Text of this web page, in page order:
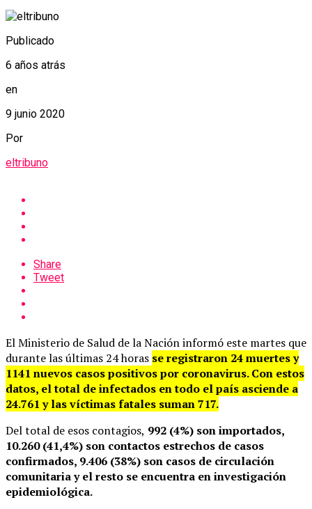
Publicado
6 años atrás
en
9 junio 2020
Por
eltribuno
Share
Tweet
El Ministerio de Salud de la Nación informó este martes que
durante las últimas 24 horas se registraron 24 muertes y
1141 nuevos casos positivos por coronavirus. Con estos
datos, el total de infectados en todo el país asciende a
24.761 y las víctimas fatales suman 717.
Del total de esos contagios, 992 (4%) son importados,
10.260 (41,4%) son contactos estrechos de casos
confirmados, 9.406 (38%) son casos de circulación
comunitaria y el resto se encuentra en investigación
epidemiológica.